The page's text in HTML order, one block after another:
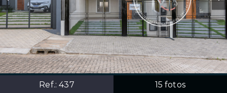
Ref.:437 15 fotos